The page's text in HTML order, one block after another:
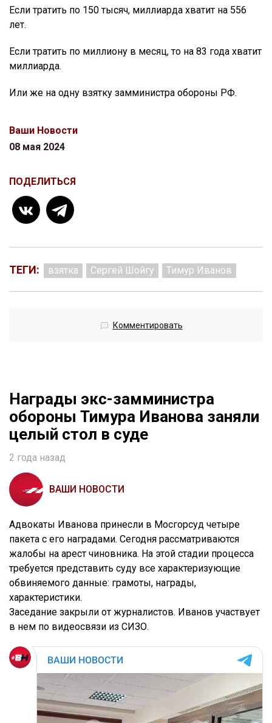
Если тратить по 150 тысяч, миллиарда хватит на 556
лет.
Если тратить по миллиону в месяц, то на 83 года хватит
миллиарда.
Или же на одну взятку замминистра обороны РФ.
Ваши Новости
08 мая 2024
ПОДЕЛИТЬСЯ
ТЕГИ: взятка Сергей Шойгу Тимур Иванов
Комментировать
Награды экс-замминистра
обороны Тимура Иванова заняли
целый стол в суде
2 года назад
ВАШИ НОВОСТИ
Адвокаты Иванова принесли в Мосгорсуд четыре
пакета с его наградами. Сегодня рассматриваются
жалобы на арест чиновника. На этой стадии процесса
требуется представить суду все характеризующие
обвиняемого данные: грамоты, награды,
характеристики.
Заседание закрыли от журналистов. Иванов участвует
в нем по видеосвязи из СИЗО.